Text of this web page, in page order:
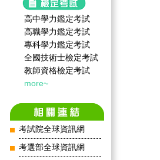
高中學力鑑定考試
高職學力鑑定考試
專科學力鑑定考試
全國技術士檢定考試
教師資格檢定考試
more~
考試院全球資訊網
考選部全球資訊網